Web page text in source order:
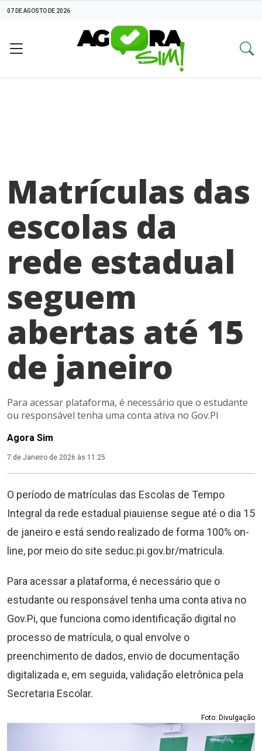
07 DE AGOSTO DE 2026
Matrículas das
escolas da
rede estadual
seguem
abertas até 15
de janeiro
Para acessar plataforma, é necessário que o estudante
ou responsável tenha uma conta ativa no Gov.PI
Agora Sim
7 de Janeiro de 2026 às 11:25
O período de matrículas das Escolas de Tempo
Integral da rede estadual piauiense segue até o dia 15
de janeiro e está sendo realizado de forma 100% on-
line, por meio do site seduc.pi.gov.br/matricula.
Para acessar a plataforma, é necessário que o
estudante ou responsável tenha uma conta ativa no
Gov.Pi, que funciona como identificação digital no
processo de matrícula, o qual envolve o
preenchimento de dados, envio de documentação
digitalizada e, em seguida, validação eletrônica pela
Secretaria Escolar.
Foto: Divulgação